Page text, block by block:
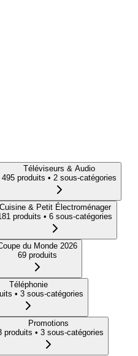
Téléviseurs & Audio
495 produits • 2 sous-catégories
Cuisine & Petit Électroménager
produits • 6 sous-catégories
du Monde 2026
69 produits
Téléphonie
s • 3 sous-catégories
Promotions
produits • 3 sous-catégories